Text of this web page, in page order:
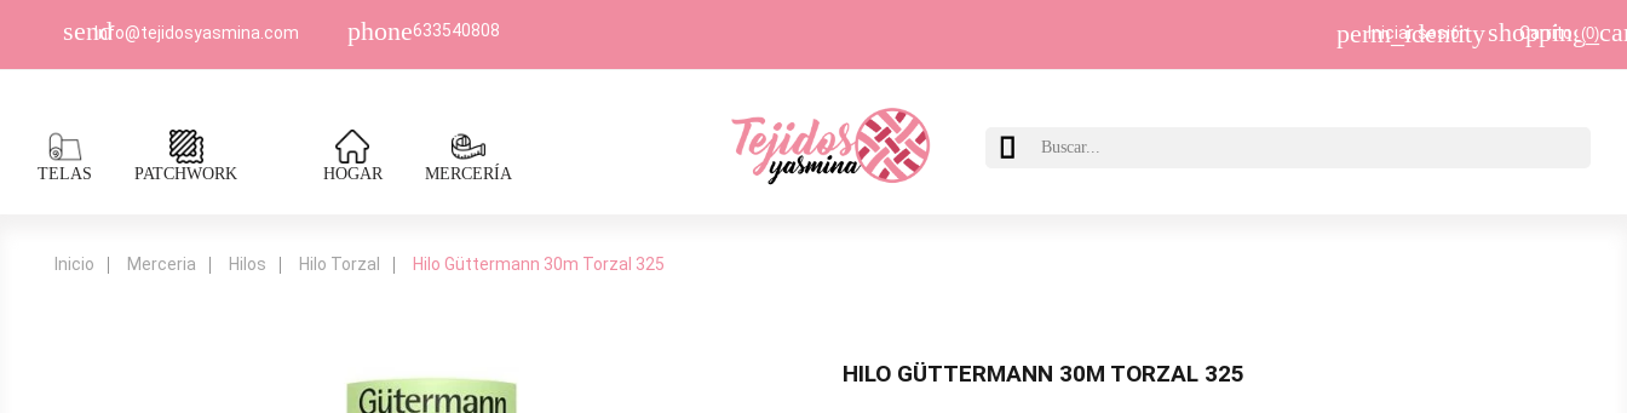
sendInfo@tejidosyasmina.com phone633540808 perm_identity
Iniciar sesión Carrito (0)
TELAS PATCHWORK HOGAR MERCERÍA

Inicio Merceria Hilos Hilo Torzal Hilo Güttermann 30m Torzal 325
HILO GÜTTERMANN 30M TORZAL 325